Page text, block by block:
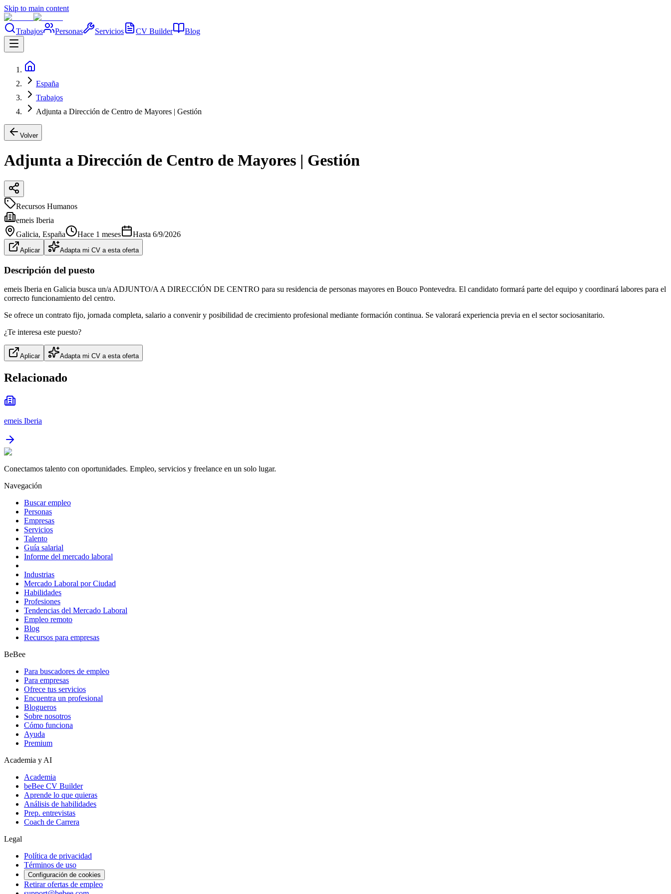
Skip to main content
Trabajos Personas Servicios CV Builder Blog
España
Trabajos
Adjunta a Dirección de Centro de Mayores | Gestión
Volver
Adjunta a Dirección de Centro de Mayores | Gestión
Recursos Humanos
emeis Iberia
Galicia, España Hace 1 meses Hasta 6/9/2026
Aplicar Adapta mi CV a esta oferta
Descripción del puesto
emeis Iberia en Galicia busca un/a ADJUNTO/A A DIRECCIÓN DE CENTRO para su residencia de personas mayores en Bouco Pontevedra. El candidato formará parte del equipo y coordinará labores para el
correcto funcionamiento del centro.
Se ofrece un contrato fijo, jornada completa, salario a convenir y posibilidad de crecimiento profesional mediante formación continua. Se valorará experiencia previa en el sector sociosanitario.
¿Te interesa este puesto?
Aplicar Adapta mi CV a esta oferta
Relacionado
emeis Iberia
Conectamos talento con oportunidades. Empleo, servicios y freelance en un solo lugar.
Navegación
Buscar empleo
Personas
Empresas
Servicios
Talento
Guía salarial
Informe del mercado laboral
Industrias
Mercado Laboral por Ciudad
Habilidades
Profesiones
Tendencias del Mercado Laboral
Empleo remoto
Blog
Recursos para empresas
BeBee
Para buscadores de empleo
Para empresas
Ofrece tus servicios
Encuentra un profesional
Blogueros
Sobre nosotros
Cómo funciona
Ayuda
Premium
Academia y AI
Academia
beBee CV Builder
Aprende lo que quieras
Análisis de habilidades
Prep. entrevistas
Coach de Carrera
Legal
Política de privacidad
Términos de uso
Configuración de cookies
Retirar ofertas de empleo